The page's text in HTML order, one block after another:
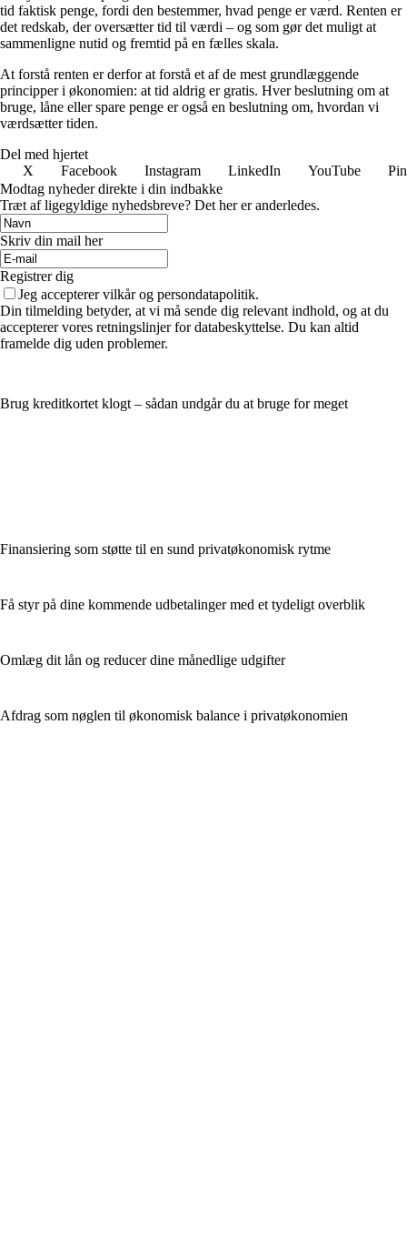
tid faktisk penge, fordi den bestemmer, hvad penge er værd. Renten er
det redskab, der oversætter tid til værdi – og som gør det muligt at
sammenligne nutid og fremtid på en fælles skala.
At forstå renten er derfor at forstå et af de mest grundlæggende
principper i økonomien: at tid aldrig er gratis. Hver beslutning om at
bruge, låne eller spare penge er også en beslutning om, hvordan vi
værdsætter tiden.
Del med hjertet
X
Facebook Instagram LinkedIn YouTube
Modtag nyheder direkte i din indbakke
Træt af ligegyldige nyhedsbreve? Det her er anderledes.
Skriv din mail her
Registrer dig
Jeg accepterer vilkår og persondatapolitik.
Din tilmelding betyder, at vi må sende dig relevant indhold, og at du
accepterer vores retningslinjer for databeskyttelse. Du kan altid
framelde dig uden problemer.
Brug kreditkortet klogt – sådan undgår du at bruge for meget
Finansiering som støtte til en sund privatøkonomisk rytme
Få styr på dine kommende udbetalinger med et tydeligt overblik
Omlæg dit lån og reducer dine månedlige udgifter
Afdrag som nøglen til økonomisk balance i privatøkonomien